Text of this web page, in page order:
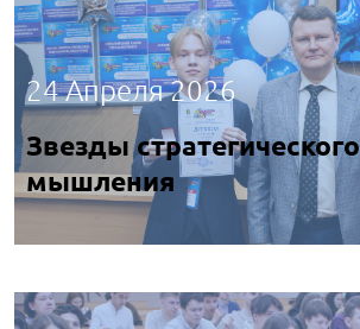
24 Апреля 2026
Звезды стратегического
мышления